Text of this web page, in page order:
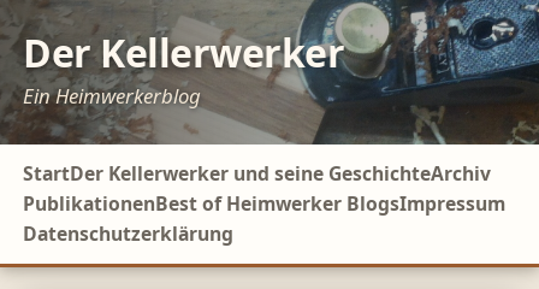
Der Kellerwerker
Ein Heimwerkerblog
StartDer Kellerwerker und seine GeschichteArchiv
PublikationenBest of Heimwerker BlogsImpressum
Datenschutzerklärung